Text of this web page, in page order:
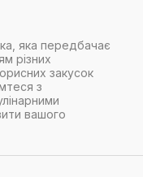
яка передбачає
різних
закусок
з
вашого